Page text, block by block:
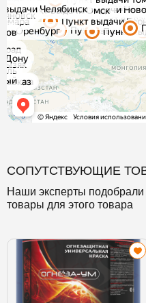
СОПУТСТВУЮЩИЕ
Наши эксперты
товары для этого товара